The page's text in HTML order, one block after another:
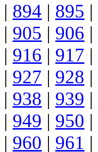
| 894 | 895 |
| 905 | 906 |
| 916 | 917 |
| 927 | 928 |
| 938 | 939 |
| 949 | 950 |
| 960 | 961 |